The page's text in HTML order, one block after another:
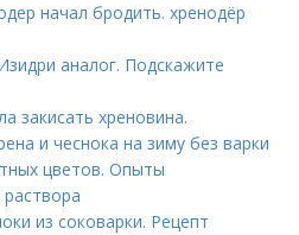
начал бродить. хренодёр
аналог. Подскажите
закисать хреновина.
и чеснока на зиму без варки
цветов. Опыты
из соковарки. Рецепт